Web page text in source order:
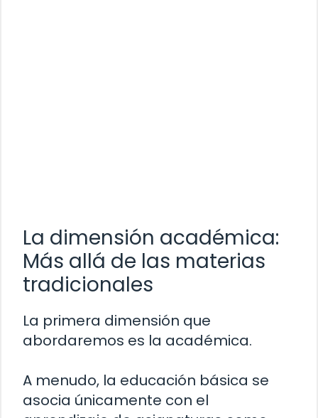
La dimensión académica:
Más allá de las materias
tradicionales
La primera dimensión que
abordaremos es la académica.
A menudo, la educación básica se
asocia únicamente con el